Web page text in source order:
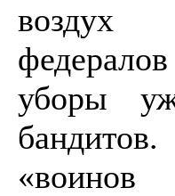
уборы